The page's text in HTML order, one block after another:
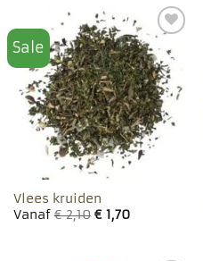
Sale
Toevoegen
aan
favorieten
Vlees kruiden
Vanaf€2,10 €1,70